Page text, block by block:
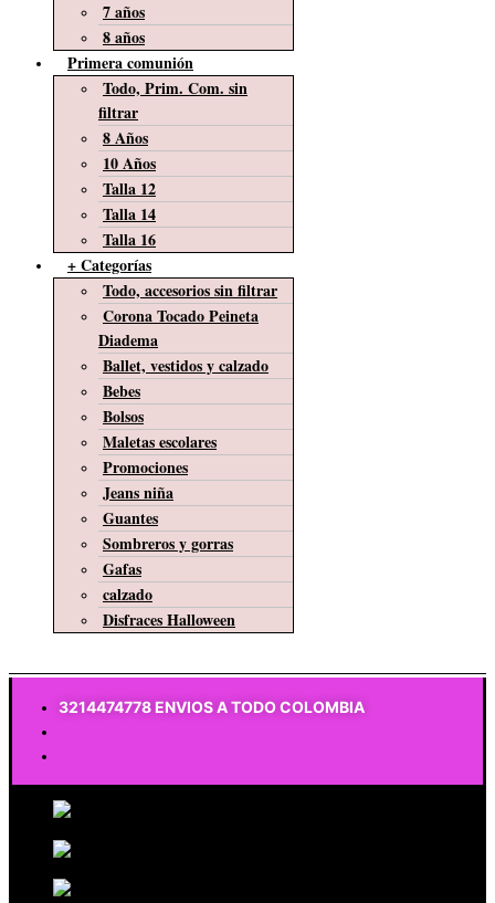
7 años
8 años
Primera comunión
Todo, Prim. Com. sin
filtrar
8 Años
10 Años
Talla 12
Talla 14
Talla 16
+ Categorías
Todo, accesorios sin filtrar
Corona Tocado Peineta
Diadema
Ballet, vestidos y calzado
Bebes
Bolsos
Maletas escolares
Promociones
Jeans niña
Guantes
Sombreros y gorras
Gafas
calzado
Disfraces Halloween
3214474778 ENVIOS A TODO COLOMBIA